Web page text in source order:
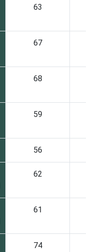
63
67
68
59
56
62
61
74